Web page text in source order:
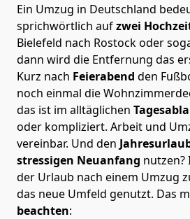
Ein Umzug in Deutschland
sprichwörtlich aufzwei
Bielefeld nach Rostock oder
dann wird die Entfernung das
Kurz nach Feierabend den
noch einmal die
das ist im alltäglichen
oder kompliziert. Arbeit und
vereinbar. Und den
stressigen Neuanfang nutzen?
der Urlaub nach einem Umzug
das neue Umfeld genutzt. Das
beachten: